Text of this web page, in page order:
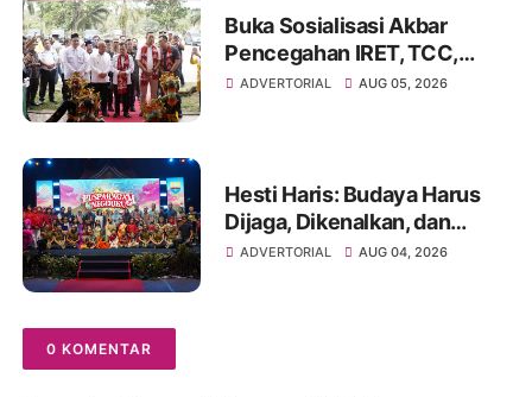
Buka Sosialisasi Akbar
Pencegahan IRET, TCC,
Perundungan, dan Bahaya
ADVERTORIAL AUG 05, 2026
Hesti Haris: Budaya Harus
Dijaga, Dikenalkan, dan
Diwariskan
ADVERTORIAL AUG 04, 2026
0 KOMENTAR